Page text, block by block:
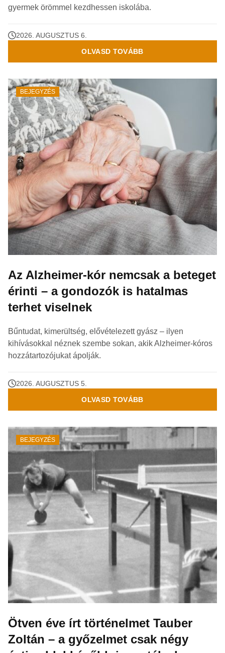
gyermek örömmel kezdhessen iskolába.
2026. AUGUSZTUS 6.
OLVASD TOVÁBB
BEJEGYZÉS
Az Alzheimer-kór nemcsak a beteget
érinti – a gondozók is hatalmas
terhet viselnek
Bűntudat, kimerültség, elővételezett gyász – ilyen
kihívásokkal néznek szembe sokan, akik Alzheimer-kóros
hozzátartozójukat ápolják.
2026. AUGUSZTUS 5.
OLVASD TOVÁBB
BEJEGYZÉS
Ötven éve írt történelmet Tauber
Zoltán – a győzelmet csak négy